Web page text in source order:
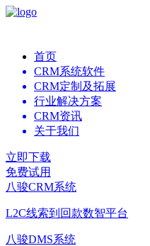
首页
CRM系统软件
CRM定制及拓展
行业解决方案
CRM资讯
关于我们
立即下载
免费试用
八骏CRM系统
L2C线索到回款数智平台
八骏DMS系统